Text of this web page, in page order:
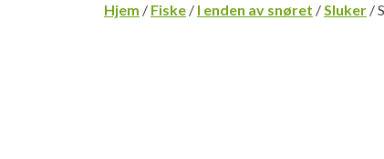
Hjem / Fiske / I enden av snøret /Sluker /